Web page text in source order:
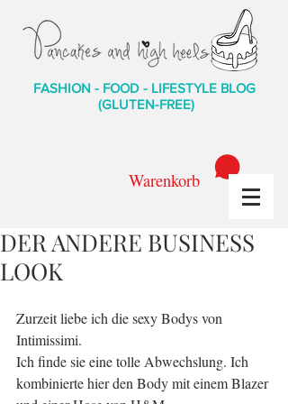
FASHION - FOOD - LIFESTYLE BLOG
(GLUTEN-FREE)
Warenkorb
DER ANDERE BUSINESS
LOOK
Zurzeit liebe ich die sexy Bodys von
Intimissimi.
Ich finde sie eine tolle Abwechslung. Ich
kombinierte hier den Body mit einem Blazer